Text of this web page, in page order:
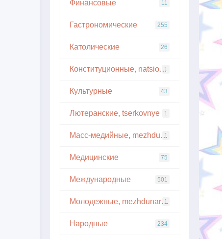
Финансовые 11
Гастрономические 255
Католические 26
Конституционные, natsionalnye
1
Культурные 43
Лютеранские, tserkovnye 1
Масс-медийные, mezhdunarodnye
1
Медицинские 75
Международные 501
Молодежные, mezhdunarodnye
1
Народные 234